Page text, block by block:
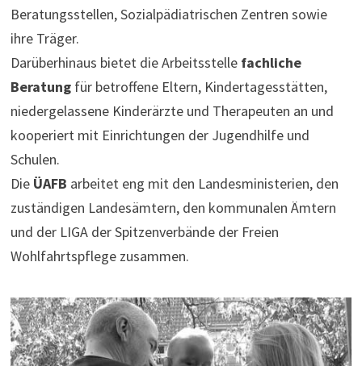
Beratungsstellen, Sozialpädiatrischen Zentren sowie
ihre Träger.
Darüberhinaus bietet die Arbeitsstelle fachliche
Beratung für betroffene Eltern, Kindertagesstätten,
niedergelassene Kinderärzte und Therapeuten an und
kooperiert mit Einrichtungen der Jugendhilfe und
Schulen.
Die ÜAFB arbeitet eng mit den Landesministerien, den
zuständigen Landesämtern, den kommunalen Ämtern
und der LIGA der Spitzenverbände der Freien
Wohlfahrtspflege zusammen.